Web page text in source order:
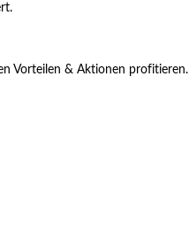
Vorteilen & Aktionen profitieren.